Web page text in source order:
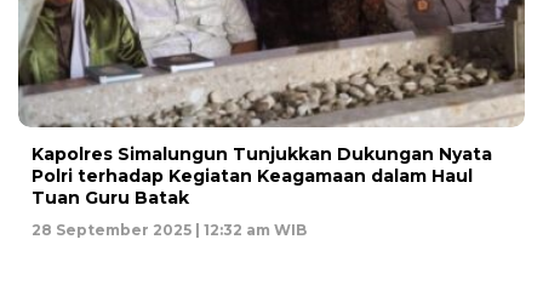
Kapolres Simalungun Tunjukkan Dukungan Nyata
Polri terhadap Kegiatan Keagamaan dalam Haul
Tuan Guru Batak
28 September 2025 | 12:32 am WIB